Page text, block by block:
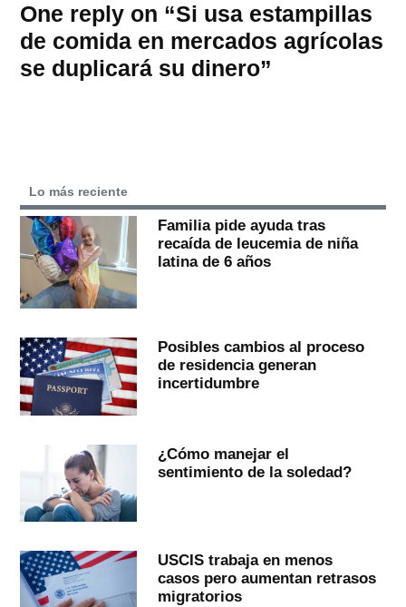
One reply on “Si usa estampillas
de comida en mercados agrícolas
se duplicará su dinero”
Lo más reciente
Familia pide ayuda tras
recaída de leucemia de niña
latina de 6 años
Posibles cambios al proceso
de residencia generan
incertidumbre
¿Cómo manejar el
sentimiento de la soledad?
USCIS trabaja en menos
casos pero aumentan retrasos
migratorios